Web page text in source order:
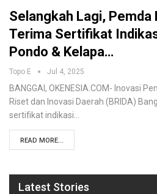
Selangkah Lagi, Pemda
Terima Sertifikat
Pondo & Kelapa…
Topo E Jul 4, 2025
BANGGAI, OKENESIA.COM- Inovasi
Riset dan Inovasi Daerah (BRIDA)
sertifikat indikasi…
READ MORE...
Latest Stories